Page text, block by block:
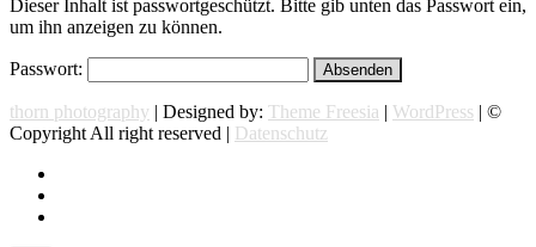
Dieser Inhalt ist passwortgeschützt. Bitte gib unten das Passwort ein,
um ihn anzeigen zu können.
Passwort:
thorn photography | Designed by: Theme Freesia | WordPress | ©
Copyright All right reserved | Datenschutz